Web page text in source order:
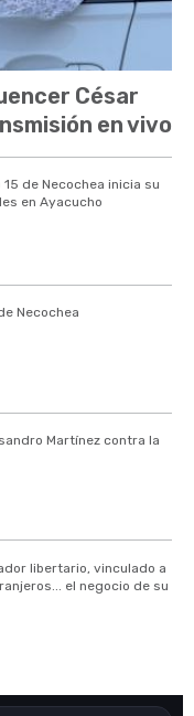
César
en vivo
de Necochea inicia su
en Ayacucho
Necochea
Martínez contra la
libertario, vinculado a
el negocio de su